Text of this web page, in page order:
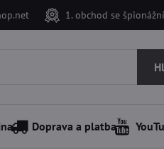
1. obchod se
Doprava a platba